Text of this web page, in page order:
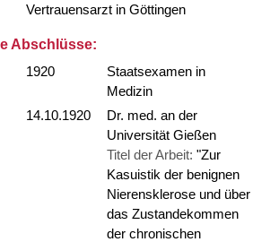
Vertrauensarzt in Göttingen
Abschlüsse:
1920
Staatsexamen in
Medizin
14.10.1920
Dr. med. an der
Universität Gießen
Titel der Arbeit: "Zur
Kasuistik der benignen
Nierensklerose und über
das Zustandekommen
der chronischen